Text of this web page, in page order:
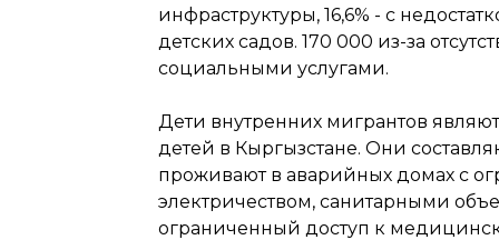
инфраструктуры, 16,6% - с
детских садов. 170 000 из-за
социальными услугами.
Дети внутренних мигрантов
детей в Кыргызстане. Они
проживают в аварийных домах с
электричеством, санитарными
ограниченный доступ к